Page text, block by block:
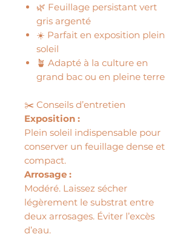
🌿 Feuillage persistant vert
gris argenté
☀️ Parfait en exposition plein
soleil
🪴 Adapté à la culture en
grand bac ou en pleine terre
✂️ Conseils d’entretien
Exposition :
Plein soleil indispensable pour
conserver un feuillage dense et
compact.
Arrosage :
Modéré. Laissez sécher
légèrement le substrat entre
deux arrosages. Éviter l’excès
d’eau.